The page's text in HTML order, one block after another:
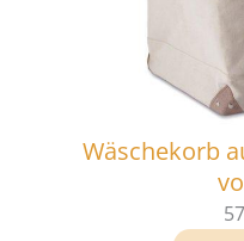
Wäschekorb